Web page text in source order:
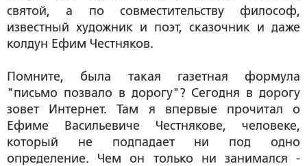
святой, а по совместительству философ,
известный художник и поэт, сказочник и даже
колдун Ефим Честняков.
Помните, была такая газетная формула
"письмо позвало в дорогу"? Сегодня в дорогу
зовет Интернет. Там я впервые прочитал о
Ефиме Васильевиче Честнякове, человеке,
который не подпадает ни под одно
определение. Чем он только ни занимался -